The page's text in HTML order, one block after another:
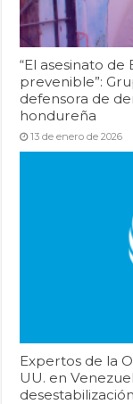
“El asesinato
prevenible”:
defensora de
hondureña
13 de enero de 2026
Expertos de la
UU. en